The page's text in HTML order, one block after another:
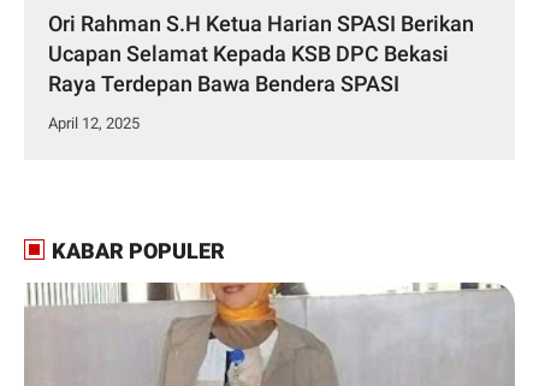
Ori Rahman S.H Ketua Harian SPASI Berikan
Ucapan Selamat Kepada KSB DPC Bekasi
Raya Terdepan Bawa Bendera SPASI
April 12, 2025
KABAR POPULER